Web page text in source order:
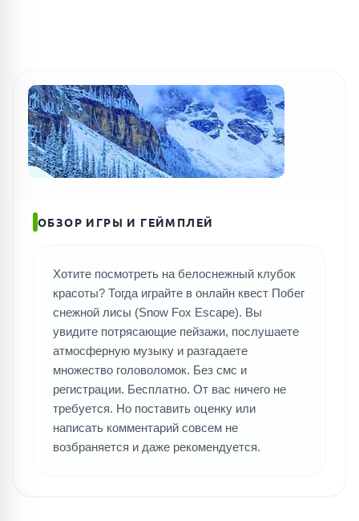
ОБЗОР ИГРЫ И ГЕЙМПЛЕЙ
Хотите посмотреть на белоснежный клубок
красоты? Тогда играйте в онлайн квест Побег
снежной лисы (Snow Fox Escape). Вы
увидите потрясающие пейзажи, послушаете
атмосферную музыку и разгадаете
множество головоломок. Без смс и
регистрации. Бесплатно. От вас ничего не
требуется. Но поставить оценку или
написать комментарий совсем не
возбраняется и даже рекомендуется.